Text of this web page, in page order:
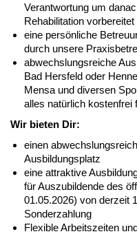
Verantwortung um
Rehabilitation
eine persönliche
durch unsere
abwechslungsreiche
Bad Hersfeld oder
Mensa und diversen
alles natürlich kostenfrei
Wir bieten Dir:
einen
Ausbildungsplatz
eine attraktive
für Auszubildende des
01.05.2026) von derzeit
Sonderzahlung
Flexible Arbeitszeiten